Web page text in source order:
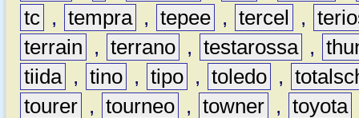
tc , tempra , tepee , tercel ,
terrain
, terrano , testarossa ,
tiida , tino , tipo , toledo ,
tourer , tourneo , towner , toyota